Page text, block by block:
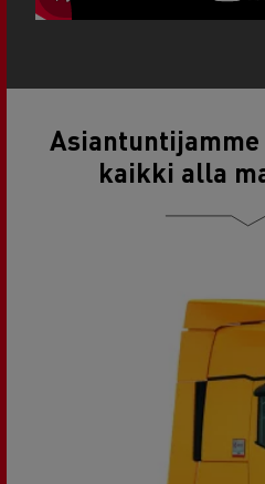
kaikki alla